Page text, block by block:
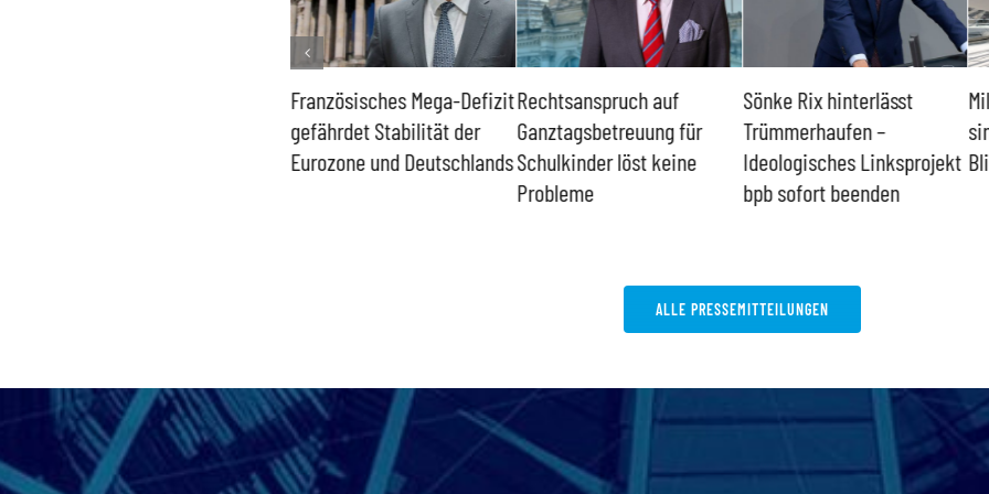
Französisches Mega-Defizit
gefährdet Stabilität der
Eurozone und Deutschlands
Rechtsanspruch auf
Ganztagsbetreuung für
Schulkinder löst keine
Probleme
Sönke Rix hinterlässt
Trümmerhaufen –
Ideologisches Linksprojekt
bpb sofort beenden
ALLE PRESSEMITTEILUNGEN